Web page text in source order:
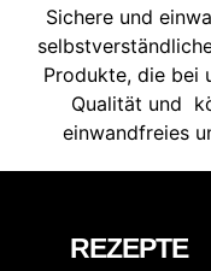
Sichere und
Produkte, die bei
Qualität und
einwandfreies
REZEPTE